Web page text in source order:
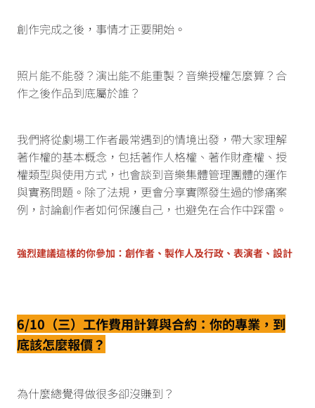
創作完成之後，事情才正要開始。
照片能不能發？演出能不能重製？音樂授權怎麼算？合
作之後作品到底屬於誰？
我們將從劇場工作者最常遇到的情境出發，帶大家理解
著作權的基本概念，包括著作人格權、著作財產權、授
權類型與使用方式，也會談到音樂集體管理團體的運作
與實務問題。除了法規，更會分享實際發生過的慘痛案
例，討論創作者如何保護自己，也避免在合作中踩雷。
強烈建議這樣的你參加：創作者、製作人及行政、表演者、設計
6/10（三）工作費用計算與合約：你的專業，到
底該怎麼報價？
為什麼總覺得做很多卻沒賺到？